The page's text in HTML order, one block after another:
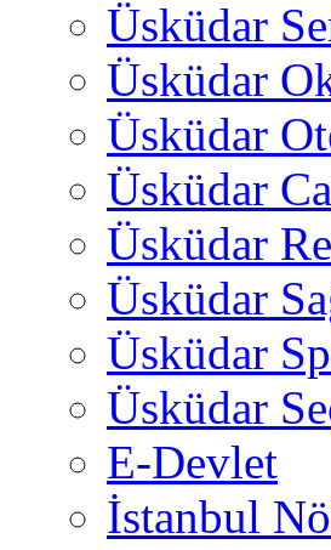
Üsküdar
Üsküdar
Üsküdar
Üsküdar
Üsküdar
Üsküdar
Üsküdar
Üsküdar
E-Devlet
İstanbul